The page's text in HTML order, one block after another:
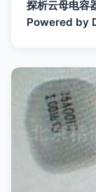
探析云母电容
Powered by